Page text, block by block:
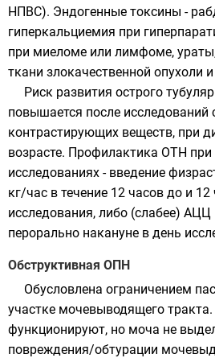
НПВС). Эндогенные токсины -
гиперкальциемия при
при миеломе или лимфоме,
ткани злокачественной опухоли
Риск развития острого
повышается после исследований
контрастирующих веществ, при
возрасте. Профилактика ОТН при
исследованиях - введение
кг/час в течение 12 часов до и 12
исследования, либо (слабее) АЦЦ
перорально накануне в день
Обструктивная ОПН
Обусловлена ограничением
участке мочевыводящего
функционируют, но моча не
повреждения/обтурации